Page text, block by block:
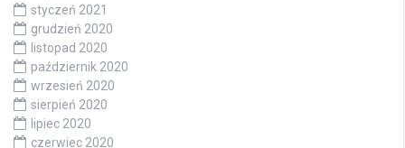
styczeń 2021
grudzień 2020
listopad 2020
październik 2020
wrzesień 2020
sierpień 2020
lipiec 2020
czerwiec 2020